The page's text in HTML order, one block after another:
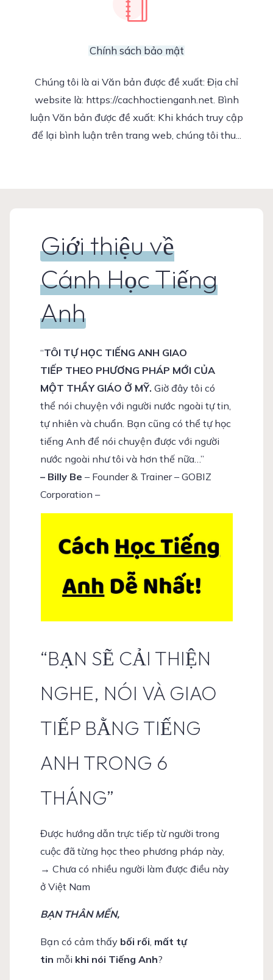
Chính sách bảo mật
Chúng tôi là ai Văn bản được đề xuất: Địa chỉ
website là: https://cachhoctienganh.net. Bình
luận Văn bản được đề xuất: Khi khách truy cập
để lại bình luận trên trang web, chúng tôi thu...
Giới thiệu về
Cánh Học Tiếng
Anh
“TÔI TỰ HỌC TIẾNG ANH GIAO
TIẾP THEO PHƯƠNG PHÁP MỚI CỦA
MỘT THẦY GIÁO Ở MỸ. Giờ đây tôi có
thể nói chuyện với người nước ngoài tự tin,
tự nhiên và chuẩn. Bạn cũng có thể tự học
tiếng Anh để nói chuyện được với người
nước ngoài như tôi và hơn thế nữa…”
– Billy Be – Founder & Trainer – GOBIZ
Corporation –
“BẠN SẼ CẢI THIỆN
NGHE, NÓI VÀ GIAO
TIẾP BẰNG TIẾNG
ANH TRONG 6
THÁNG”
Được hướng dẫn trực tiếp từ người trong
cuộc đã từng học theo phương pháp này,
→ Chưa có nhiều người làm được điều này
ở Việt Nam
BẠN THÂN MẾN,
Bạn có cảm thấy bối rối, mất tự
tin mỗi khi nói Tiếng Anh?